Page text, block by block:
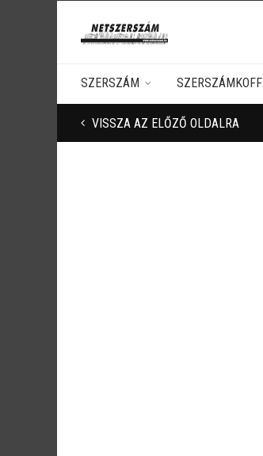
SZERSZÁM
VISSZA AZ ELŐZŐ OLDALRA